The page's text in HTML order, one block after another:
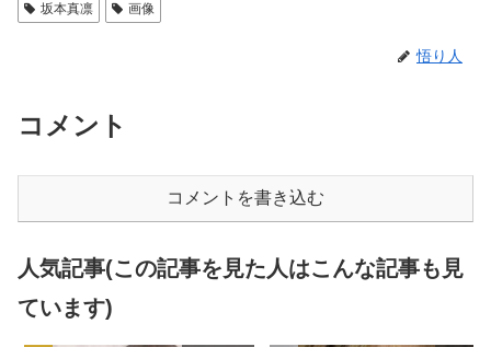
坂本真凛
画像
悟り人
コメント
コメントを書き込む
人気記事(この記事を見た人はこんな記事も見
ています)